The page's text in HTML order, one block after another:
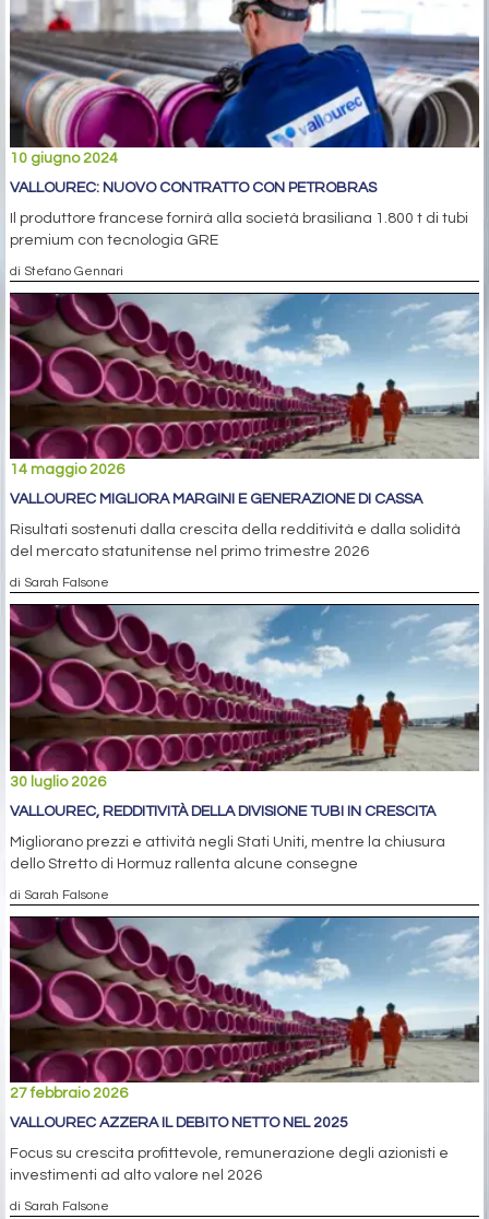
10 giugno 2024
VALLOUREC: NUOVO CONTRATTO CON PETROBRAS
Il produttore francese fornirà alla società brasiliana 1.800 t di tubi
premium con tecnologia GRE
di Stefano Gennari
14 maggio 2026
VALLOUREC MIGLIORA MARGINI E GENERAZIONE DI CASSA
Risultati sostenuti dalla crescita della redditività e dalla solidità
del mercato statunitense nel primo trimestre 2026
di Sarah Falsone
30 luglio 2026
VALLOUREC, REDDITIVITÀ DELLA DIVISIONE TUBI IN CRESCITA
Migliorano prezzi e attività negli Stati Uniti, mentre la chiusura
dello Stretto di Hormuz rallenta alcune consegne
di Sarah Falsone
27 febbraio 2026
VALLOUREC AZZERA IL DEBITO NETTO NEL 2025
Focus su crescita profittevole, remunerazione degli azionisti e
investimenti ad alto valore nel 2026
di Sarah Falsone